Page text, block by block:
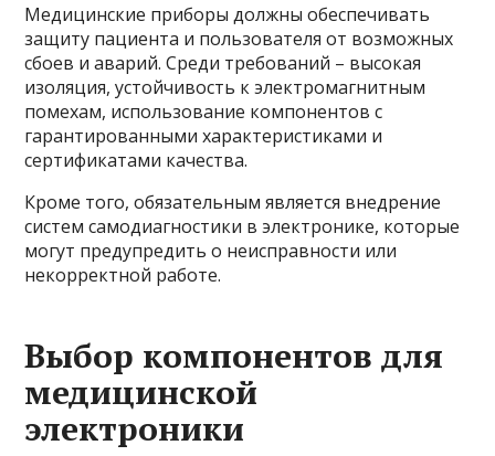
Медицинские приборы должны обеспечивать
защиту пациента и пользователя от возможных
сбоев и аварий. Среди требований – высокая
изоляция, устойчивость к электромагнитным
помехам, использование компонентов с
гарантированными характеристиками и
сертификатами качества.
Кроме того, обязательным является внедрение
систем самодиагностики в электронике, которые
могут предупредить о неисправности или
некорректной работе.
Выбор компонентов для
медицинской
электроники